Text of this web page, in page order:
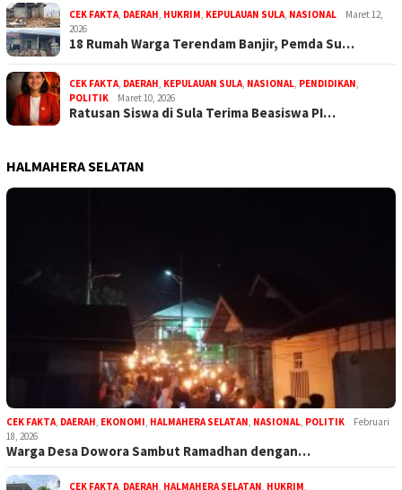
CEK FAKTA, DAERAH, HUKRIM, KEPULAUAN SULA, NASIONAL
Maret 12,
2026
18 Rumah Warga Terendam Banjir, Pemda Su…
CEK FAKTA, DAERAH, KEPULAUAN SULA, NASIONAL, PENDIDIKAN,
POLITIK
Maret 10, 2026
Ratusan Siswa di Sula Terima Beasiswa PI…
HALMAHERA SELATAN
CEK FAKTA, DAERAH, EKONOMI, HALMAHERA SELATAN, NASIONAL, POLITIK
Februari
18, 2026
Warga Desa Dowora Sambut Ramadhan dengan…
CEK FAKTA, DAERAH, HALMAHERA SELATAN, HUKRIM,